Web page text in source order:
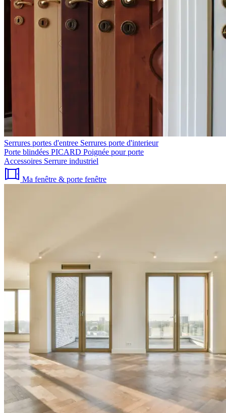
Serrures portes d'entree Serrures porte d'interieur
Porte blindées PICARD Poignée pour porte
Accessoires Serrure industriel
Ma fenêtre & porte fenêtre